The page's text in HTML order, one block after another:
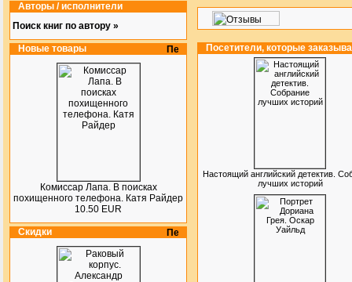
Авторы / исполнители
Поиск книг по автору »
Новые товары
Комиссар Лапа. В поисках
похищенного телефона. Катя Райдер
10.50 EUR
Скидки
Посетители, которые
Настоящий английский детектив.
лучших историй